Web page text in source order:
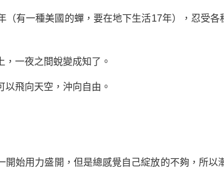
有一種美國的蟬，要在地下生活17年），忍受各
一夜之間蛻變成知了。
飛向天空，沖向自由。
始用力盛開，但是總感覺自己綻放的不夠，所以